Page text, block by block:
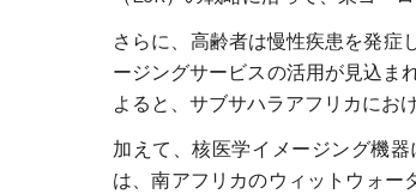
さらに、高齢者は慢性疾患を発症
ージングサービスの活用が見込ま
よると、サブサハラアフリカにお
加えて、核医学イメージング機
は、南アフリカのウィットウォー